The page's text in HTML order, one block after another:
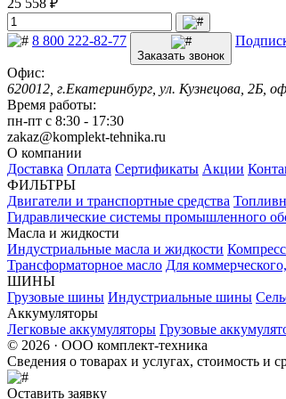
8 800 222-82-77
Заказать звонок
Офис:
620012, г.Екатеринбург, ул. Кузнецова, 2Б,
Время работы:
пн-пт с 8:30 - 17:30
zakaz@komplekt-tehnika.ru
О компании
Доставка Оплата Сертификаты Акции
ФИЛЬТРЫ
Двигатели и транспортные средства
Гидравлические системы промышленного
Масла и жидкости
Индустриальные масла и жидкости
Трансформаторное масло Для
ШИНЫ
Грузовые шины Индустриальные шины
Аккумуляторы
Легковые аккумуляторы Грузовые
© 2026 · ООО комплект-техника
Сведения о товарах и услугах, стоимость
Оставить заявку